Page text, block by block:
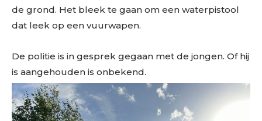
de grond. Het bleek te gaan om een waterpistool
dat leek op een vuurwapen.
De politie is in gesprek gegaan met de jongen. Of hij
is aangehouden is onbekend.